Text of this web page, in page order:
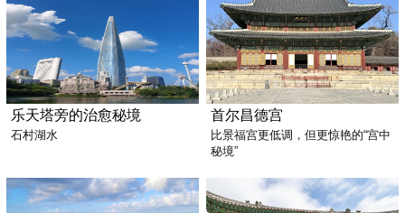
乐天塔旁的治愈秘境
石村湖水
首尔昌德宫
比景福宫更低调，但更惊艳的“宫中
秘境”